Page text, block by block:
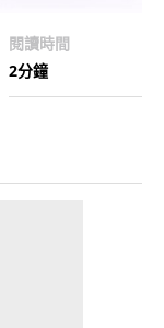
閱讀時間
2分鐘